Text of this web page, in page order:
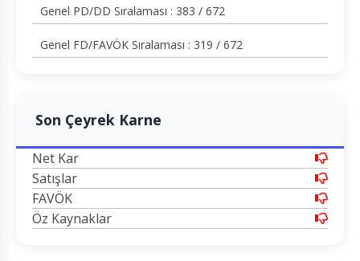
Genel PD/DD Sıralaması : 383 / 672
Genel FD/FAVÖK Sıralaması : 319 / 672
Son Çeyrek Karne
Net Kar
Satışlar
FAVÖK
Öz Kaynaklar